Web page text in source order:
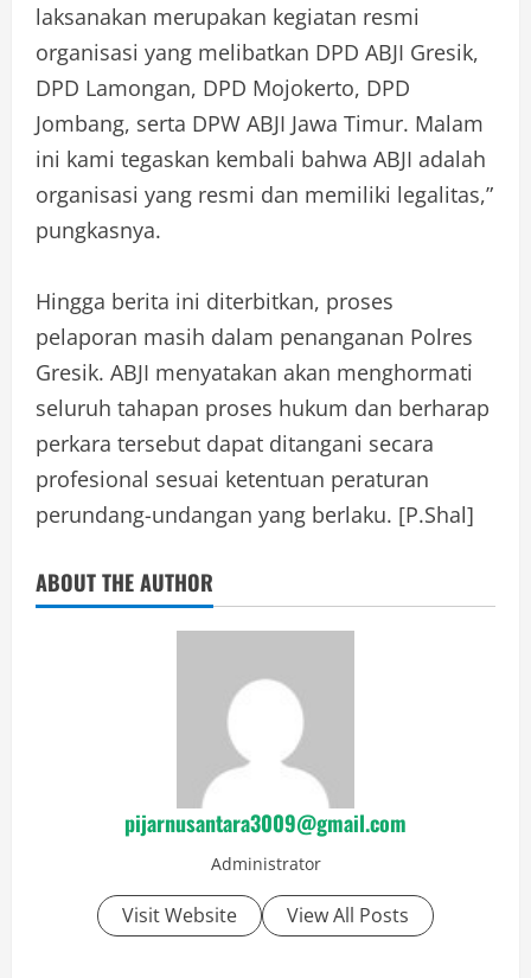
laksanakan merupakan kegiatan resmi
organisasi yang melibatkan DPD ABJI Gresik,
DPD Lamongan, DPD Mojokerto, DPD
Jombang, serta DPW ABJI Jawa Timur. Malam
ini kami tegaskan kembali bahwa ABJI adalah
organisasi yang resmi dan memiliki legalitas,”
pungkasnya.
Hingga berita ini diterbitkan, proses
pelaporan masih dalam penanganan Polres
Gresik. ABJI menyatakan akan menghormati
seluruh tahapan proses hukum dan berharap
perkara tersebut dapat ditangani secara
profesional sesuai ketentuan peraturan
perundang-undangan yang berlaku. [P.Shal]
ABOUT THE AUTHOR
pijarnusantara3009@gmail.com
Administrator
Visit Website View All Posts